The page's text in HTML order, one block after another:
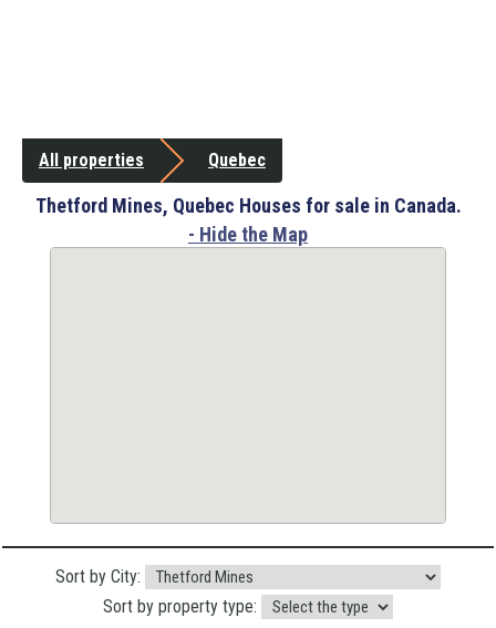
All properties Quebec
Thetford Mines, Quebec Houses for sale in Canada.
- Hide the Map
Sort by City:
Sort by property type: